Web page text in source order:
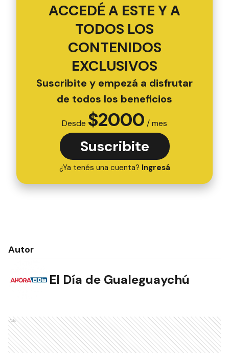
ACCEDÉ A ESTE Y A
TODOS LOS
CONTENIDOS
EXCLUSIVOS
Suscribite y empezá a disfrutar
de todos los beneficios
Desde $2000 / mes
Suscribite
¿Ya tenés una cuenta? Ingresá
Autor
El Día de Gualeguaychú
Ads